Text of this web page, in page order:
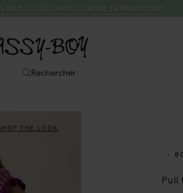
Rechercher
THE LOOK
-
Pull